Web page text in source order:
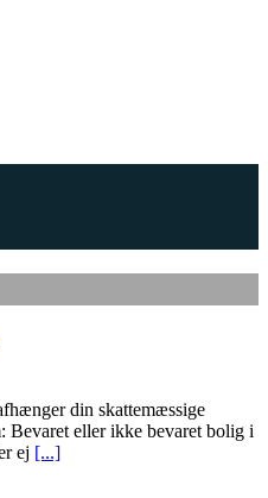
din skattemæssige
Bevaret eller ikke bevaret bolig i
ej [...]